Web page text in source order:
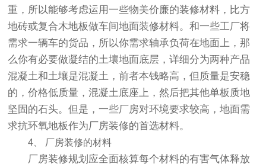
重，所以能够考虑运用一些物美价廉的装修材料，比方
地砖或复合木地板做车间地面装修材料。和一些工厂将
需求一辆车的货品，所以你需求轴承负荷在地面上，那
么你有必要做凝结的土壤地面底层，详细分为两种产品
混凝土和土壤是混凝土，前者本钱略高，但质量是安稳
的，价格低质量，混凝土底座上，然后把其他单板质地
坚固的石头。但是，一些厂房对环境要求较高，地面需
求抗环氧地板作为厂房装修的首选材料。
4、 厂房装修的材料
厂房装修规划应全面核算每个材料的有害气体释放